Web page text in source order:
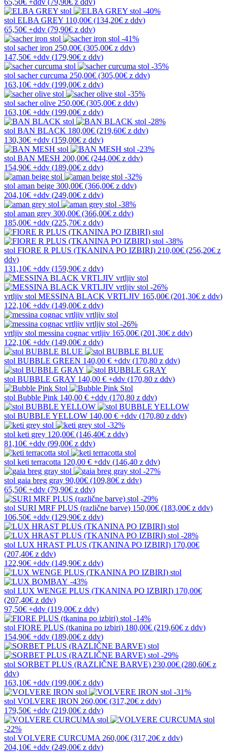
-40%
stol ELBA GREY 110,00€ (134,20€ z ddv)
65,50€ +ddv (79,90€ z ddv)
-41%
stol sacher iron 250,00€ (305,00€ z ddv)
147,50€ +ddv (179,90€ z ddv)
-35%
stol sacher curcuma 250,00€ (305,00€ z ddv)
163,10€ +ddv (199,00€ z ddv)
-35%
stol sacher olive 250,00€ (305,00€ z ddv)
163,10€ +ddv (199,00€ z ddv)
-28%
stol BAN BLACK 180,00€ (219,60€ z ddv)
130,30€ +ddv (159,00€ z ddv)
-23%
stol BAN MESH 200,00€ (244,00€ z ddv)
154,90€ +ddv (189,00€ z ddv)
-32%
stol aman beige 300,00€ (366,00€ z ddv)
204,10€ +ddv (249,00€ z ddv)
-38%
stol aman grey 300,00€ (366,00€ z ddv)
185,00€ +ddv (225,70€ z ddv)
-38%
stol FIORE R PLUS (TKANINA PO IZBIRI) 210,00€ (256,20€ z
ddv)
131,10€ +ddv (159,90€ z ddv)
-26%
vrtljiv stol MESSINA BLACK VRTLJIV 165,00€ (201,30€ z ddv)
122,10€ +ddv (149,00€ z ddv)
-26%
vrtljiv stol messina cognac vrtljiv 165,00€ (201,30€ z ddv)
122,10€ +ddv (149,00€ z ddv)
stol BUBBLE GREEN 140,00 € +ddv (170,80 z ddv)
stol BUBBLE GRAY 140,00 € +ddv (170,80 z ddv)
stol Bubble Pink 140,00 € +ddv (170,80 z ddv)
stol BUBBLE YELLOW 140,00 € +ddv (170,80 z ddv)
-32%
stol keti grey 120,00€ (146,40€ z ddv)
81,10€ +ddv (99,00€ z ddv)
stol keti terracotta 120,00 € +ddv (146,40 z ddv)
-27%
stol gaia breg gray 90,00€ (109,80€ z ddv)
65,50€ +ddv (79,90€ z ddv)
-29%
stol SURI MRF PLUS (različne barve) 150,00€ (183,00€ z ddv)
106,50€ +ddv (129,90€ z ddv)
-28%
stol LUX HRAST PLUS (TKANINA PO IZBIRI) 170,00€
(207,40€ z ddv)
122,90€ +ddv (149,90€ z ddv)
-43%
stol LUX WENGE PLUS (TKANINA PO IZBIRI) 170,00€
(207,40€ z ddv)
97,50€ +ddv (119,00€ z ddv)
-14%
stol FIORE PLUS (tkanina po izbiri) 180,00€ (219,60€ z ddv)
154,90€ +ddv (189,00€ z ddv)
-29%
stol SORBET PLUS (RAZLIČNE BARVE) 230,00€ (280,60€ z
ddv)
163,10€ +ddv (199,00€ z ddv)
-31%
stol VOLVERE IRON 260,00€ (317,20€ z ddv)
179,50€ +ddv (219,00€ z ddv)
-22%
stol VOLVERE CURCUMA 260,00€ (317,20€ z ddv)
204,10€ +ddv (249,00€ z ddv)